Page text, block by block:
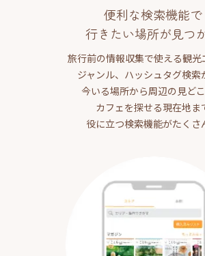
便利な検索機能で
行きたい場所が見つ
旅行前の情報収集で使える観光
ジャンル、ハッシュタグ検索
今いる場所から周辺の見ど
カフェを探せる現在地ま
役に立つ検索機能がたくさ